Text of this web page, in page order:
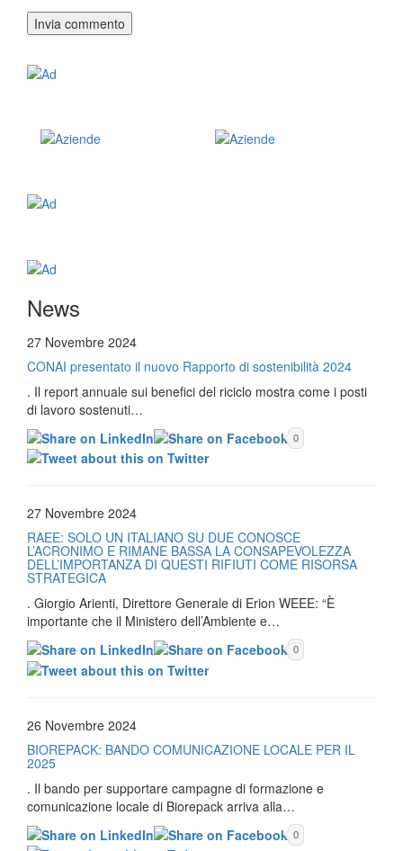
News
27 Novembre 2024
CONAI presentato il nuovo Rapporto di sostenibilità 2024
. Il report annuale sui benefici del riciclo mostra come i posti
di lavoro sostenuti…
0
27 Novembre 2024
RAEE: SOLO UN ITALIANO SU DUE CONOSCE
L’ACRONIMO E RIMANE BASSA LA CONSAPEVOLEZZA
DELL’IMPORTANZA DI QUESTI RIFIUTI COME RISORSA
STRATEGICA
. Giorgio Arienti, Direttore Generale di Erion WEEE: “È
importante che il Ministero dell’Ambiente e…
0
26 Novembre 2024
BIOREPACK: BANDO COMUNICAZIONE LOCALE PER IL
2025
. Il bando per supportare campagne di formazione e
comunicazione locale di Biorepack arriva alla…
0